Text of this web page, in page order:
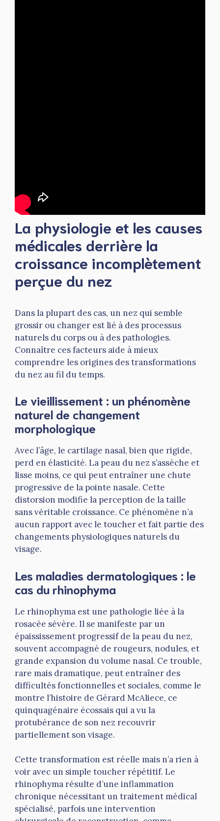
La physiologie et les causes
médicales derrière la
croissance incomplètement
perçue du nez
Dans la plupart des cas, un nez qui semble
grossir ou changer est lié à des processus
naturels du corps ou à des pathologies.
Connaître ces facteurs aide à mieux
comprendre les origines des transformations
du nez au fil du temps.
Le vieillissement : un phénomène
naturel de changement
morphologique
Avec l’âge, le cartilage nasal, bien que rigide,
perd en élasticité. La peau du nez s’assèche et
lisse moins, ce qui peut entraîner une chute
progressive de la pointe nasale. Cette
distorsion modifie la perception de la taille
sans véritable croissance. Ce phénomène n’a
aucun rapport avec le toucher et fait partie des
changements physiologiques naturels du
visage.
Les maladies dermatologiques : le
cas du rhinophyma
Le rhinophyma est une pathologie liée à la
rosacée sévère. Il se manifeste par un
épaississement progressif de la peau du nez,
souvent accompagné de rougeurs, nodules, et
grande expansion du volume nasal. Ce trouble,
rare mais dramatique, peut entraîner des
difficultés fonctionnelles et sociales, comme le
montre l’histoire de Gérard McAliece, ce
quinquagénaire écossais qui a vu la
protubérance de son nez recouvrir
partiellement son visage.
Cette transformation est réelle mais n’a rien à
voir avec un simple toucher répétitif. Le
rhinophyma résulte d’une inflammation
chronique nécessitant un traitement médical
spécialisé, parfois une intervention